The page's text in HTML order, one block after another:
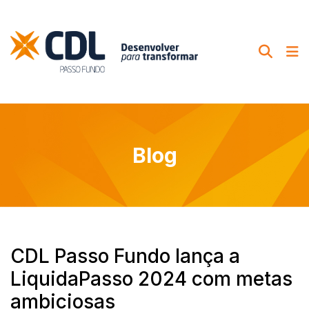
Blog
CDL Passo Fundo lança a
LiquidaPasso 2024 com metas
ambiciosas